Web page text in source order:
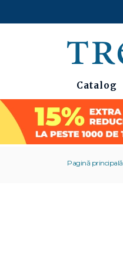
Catalog
Pagină principală